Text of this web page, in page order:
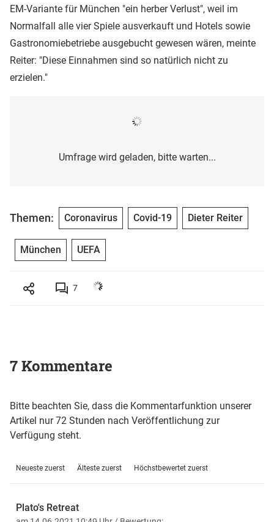
EM-Variante für München "ein herber Verlust", weil im
Normalfall alle vier Spiele ausverkauft und Hotels sowie
Gastronomiebetriebe ausgebucht gewesen wären, meinte
Reiter: "Diese Einnahmen sind so natürlich nicht zu
erzielen."
Umfrage wird geladen, bitte warten...
Themen: Coronavirus Covid-19 Dieter Reiter
München UEFA
7
7 Kommentare
Bitte beachten Sie, dass die Kommentarfunktion unserer
Artikel nur 72 Stunden nach Veröffentlichung zur
Verfügung steht.
Neueste zuerst Älteste zuerst Höchstbewertet zuerst
Plato's Retreat